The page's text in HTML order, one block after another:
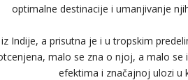
optimalne destinacije i umanjivanje
Indije, a prisutna je i u tropskim
malo se zna o njoj, a malo
efektima i značajnoj ulozi u